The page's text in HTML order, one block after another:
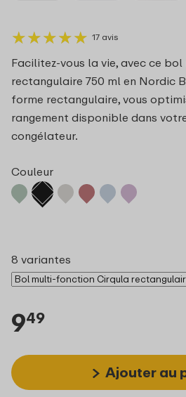
★★★★★
★★★★★ 17 avis
Facilitez-vous la vie, avec ce
rectangulaire 750 ml en Nordic
forme rectangulaire, vous
rangement disponible dans
congélateur.
Couleur
8 variantes
949
Ajouter au